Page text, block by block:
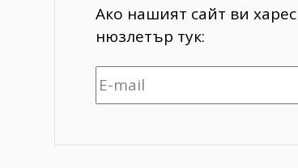
Ако нашият сайт ви
нюзлетър тук: